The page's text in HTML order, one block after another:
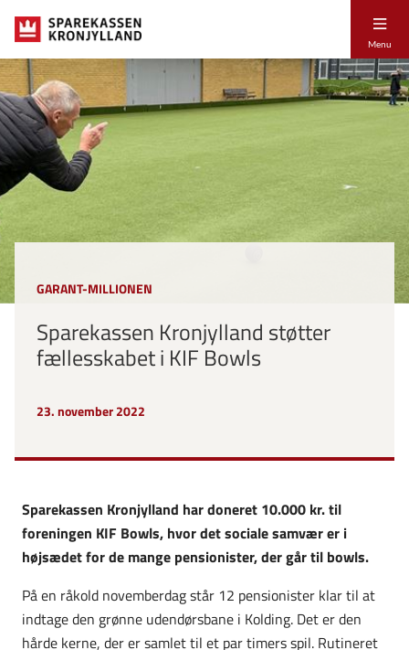
Menu
GARANT-MILLIONEN
Sparekassen Kronjylland støtter
fællesskabet i KIF Bowls
23. november 2022
Sparekassen Kronjylland har doneret 10.000 kr. til
foreningen KIF Bowls, hvor det sociale samvær er i
højsædet for de mange pensionister, der går til bowls.
På en råkold novemberdag står 12 pensionister klar til at
indtage den grønne udendørsbane i Kolding. Det er den
hårde kerne, der er samlet til et par timers spil. Rutineret